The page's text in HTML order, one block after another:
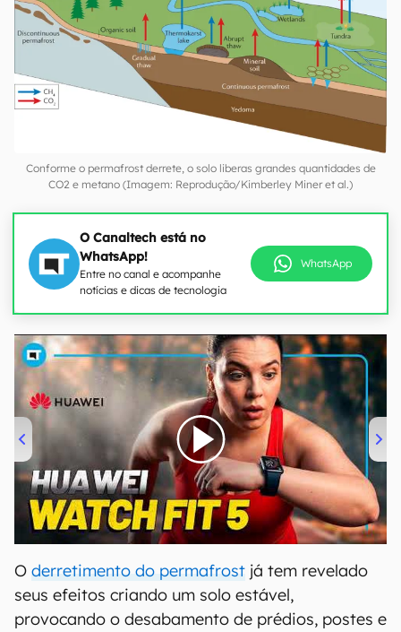
Conforme o permafrost derrete, o solo liberas grandes quantidades de
CO2 e metano (Imagem: Reprodução/Kimberley Miner et al.)
O Canaltech está no
WhatsApp!
Entre no canal e acompanhe
notícias e dicas de tecnologia
WhatsApp
00:00/04:51
O derretimento do permafrost já tem revelado
seus efeitos criando um solo estável,
provocando o desabamento de prédios, postes e